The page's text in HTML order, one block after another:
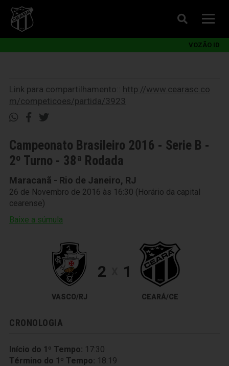
VOZÃO ID
Link para compartilhamento:: http://www.cearasc.co
m/competicoes/partida/3923
Campeonato Brasileiro 2016 - Serie B -
2º Turno - 38ª Rodada
Maracanã - Rio de Janeiro, RJ
26 de Novembro de 2016 às 16:30 (Horário da capital
cearense)
Baixe a súmula
VASCO/RJ
2 1
CEARÁ/CE
CRONOLOGIA
Início do 1º Tempo: 17:30
Término do 1º Tempo: 18:19